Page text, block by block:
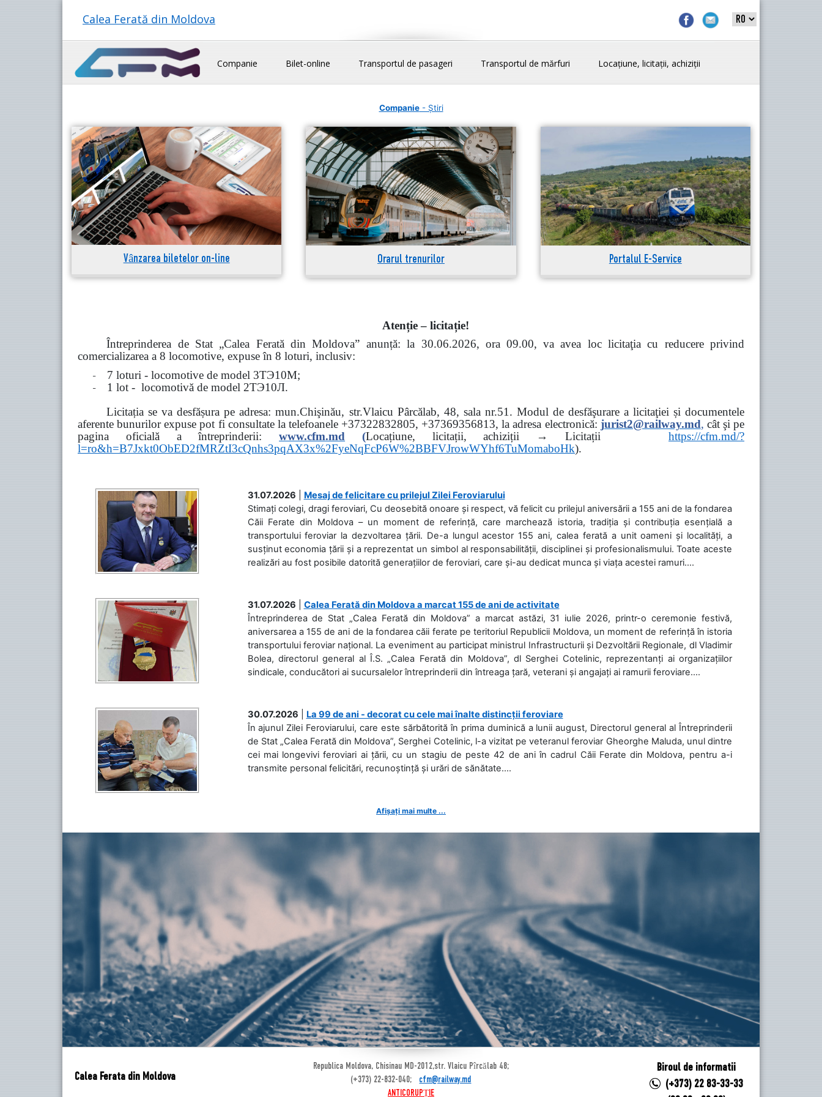
Calea Ferată din Moldova
Companie Bilet-online Transportul de pasageri Transportul de mărfuri Locațiune, licitații, achiziții
Companie- Știri
Vânzarea biletelor on-line Orarul trenurilor Portalul E-Service
Atenție – licitație!
Întreprinderea de Stat „Calea Ferată din Moldova” anunță: la 30.06.2026, ora 09.00, va avea loc licitaţia cu reducere privind
comercializarea a 8 locomotive, expuse în 8 loturi, inclusiv:
- 7 loturi - locomotive de model 3ТЭ10М;
- 1 lot - locomotivă de model 2ТЭ10Л.
Licitația se va desfășura pe adresa: mun.Chişinău, str.Vlaicu Pârcălab, 48, sala nr.51. Modul de desfăşurare a licitaţiei și documentele
aferente bunurilor expuse pot fi consultate la telefoanele +37322832805, +37369356813, la adresa electronică: jurist2@railway.md, cât şi pe
pagina oficială a întreprinderii:
www.cfm.md (Locațiune, licitații, achiziții → Licitațiihttps://cfm.md/?
l=ro&h=B7Jxkt0ObED2fMRZtI3cQnhs3pqAX3x%2FyeNqFcP6W%2BBFVJrowWYhf6TuMomaboHk).
31.07.2026
Mesaj de felicitare cu prilejul Zilei Feroviarului
Stimați colegi, dragi feroviari, Cu deosebită onoare și respect, vă felicit cu prilejul aniversării a 155 ani de la fondarea
Căii Ferate din Moldova – un moment de referință, care marchează istoria, tradiția și contribuția esențială a
transportului feroviar la dezvoltarea țării. De-a lungul acestor 155 ani, calea ferată a unit oameni și localități, a
susținut economia țării și a reprezentat un simbol al responsabilității, disciplinei și profesionalismului. Toate aceste
realizări au fost posibile datorită generațiilor de feroviari, care și-au dedicat munca și viața acestei ramuri....
31.07.2026
Calea Ferată din Moldova a marcat 155 de ani de activitate
Întreprinderea de Stat „Calea Ferată din Moldova” a marcat astăzi, 31 iulie 2026, printr-o ceremonie festivă,
aniversarea a 155 de ani de la fondarea căii ferate pe teritoriul Republicii Moldova, un moment de referință în istoria
transportului feroviar național. La eveniment au participat ministrul Infrastructurii și Dezvoltării Regionale, dl Vladimir
Bolea, directorul general al Î.S. „Calea Ferată din Moldova”, dl Serghei Cotelinic, reprezentanți ai organizațiilor
sindicale, conducători ai sucursalelor întreprinderii din întreaga țară, veterani și angajați ai ramurii feroviare....
30.07.2026
La 99 de ani - decorat cu cele mai înalte distincții feroviare
În ajunul Zilei Feroviarului, care este sărbătorită în prima duminică a lunii august, Directorul general al Întreprinderii
de Stat „Calea Ferată din Moldova”, Serghei Cotelinic, l-a vizitat pe veteranul feroviar Gheorghe Maluda, unul dintre
cei mai longevivi feroviari ai țării, cu un stagiu de peste 42 de ani în cadrul Căii Ferate din Moldova, pentru a-i
transmite personal felicitări, recunoștință și urări de sănătate....
Afișați mai multe ...
Calea Ferata din Moldova
Republica Moldova, Chisinau MD-2012,str. Vlaicu Pîrcălab 48;
(+373) 22-832-040; cfm@railway.md
ANTICORUPȚIE
Biroul de informatii
(+373) 22 83-33-33